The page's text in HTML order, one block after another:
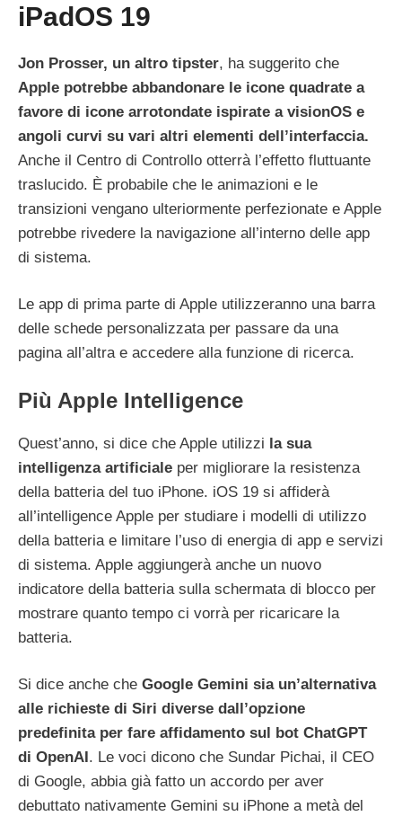
iPadOS 19
Jon Prosser, un altro tipster, ha suggerito che
Apple potrebbe abbandonare le icone quadrate a
favore di icone arrotondate ispirate a visionOS e
angoli curvi su vari altri elementi dell’interfaccia.
Anche il Centro di Controllo otterrà l’effetto fluttuante
traslucido. È probabile che le animazioni e le
transizioni vengano ulteriormente perfezionate e Apple
potrebbe rivedere la navigazione all’interno delle app
di sistema.
Le app di prima parte di Apple utilizzeranno una barra
delle schede personalizzata per passare da una
pagina all’altra e accedere alla funzione di ricerca.
Più Apple Intelligence
Quest’anno, si dice che Apple utilizzi la sua
intelligenza artificiale per migliorare la resistenza
della batteria del tuo iPhone. iOS 19 si affiderà
all’intelligence Apple per studiare i modelli di utilizzo
della batteria e limitare l’uso di energia di app e servizi
di sistema. Apple aggiungerà anche un nuovo
indicatore della batteria sulla schermata di blocco per
mostrare quanto tempo ci vorrà per ricaricare la
batteria.
Si dice anche che Google Gemini sia un’alternativa
alle richieste di Siri diverse dall’opzione
predefinita per fare affidamento sul bot ChatGPT
di OpenAI . Le voci dicono che Sundar Pichai, il CEO
di Google, abbia già fatto un accordo per aver
debuttato nativamente Gemini su iPhone a metà del